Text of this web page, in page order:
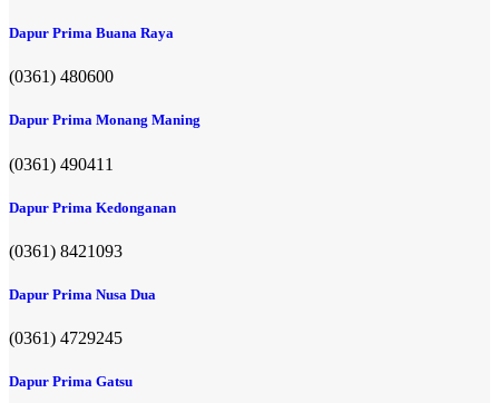
Dapur Prima Buana Raya
(0361) 480600
Dapur Prima Monang Maning
(0361) 490411​
Dapur Prima Kedonganan
(0361) 8421093
Dapur Prima Nusa Dua
(0361) 4729245
Dapur Prima Gatsu